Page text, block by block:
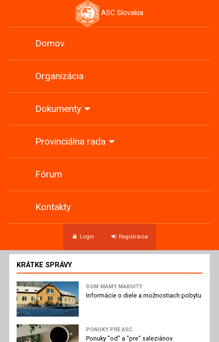
ASC Slovakia
Domov
Organizácia
Dokumenty
Provinciálna rada
Fórum
Kontakty
Login Registrácia
KRÁTKE SPRÁVY
DOM MAMY MARGITY
Informácie o diele a možnostiach pobytu
PONUKY PRE ASC
Ponuky "od" a "pre" saleziánov